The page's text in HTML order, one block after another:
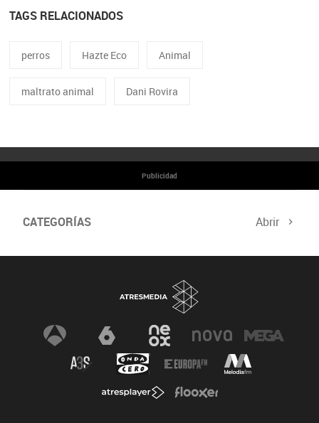
TAGS RELACIONADOS
perros Hazte Eco Animal
maltrato animal Dani Rovira
Publicidad
CATEGORÍAS Abrir
Cumbre del Clima Programa Hazte Eco
Consejos